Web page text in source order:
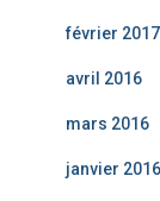
février 2017
avril 2016
mars 2016
janvier 2016